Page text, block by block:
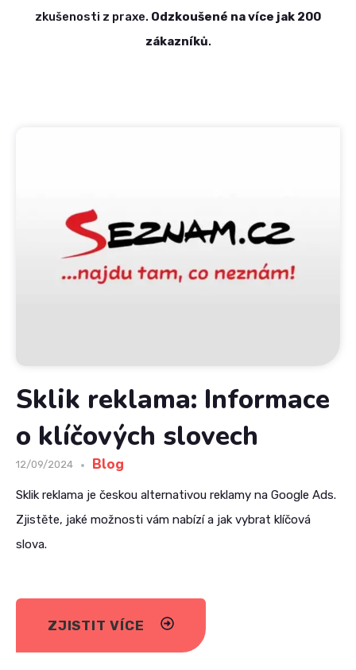
zkušenosti z praxe. Odzkoušené na více jak 200
zákazníků.
Sklik reklama: Informace
o klíčových slovech
12/09/2024 Blog
Sklik reklama je českou alternativou reklamy na Google Ads.
Zjistěte, jaké možnosti vám nabízí a jak vybrat klíčová
slova.
ZJISTIT VÍCE